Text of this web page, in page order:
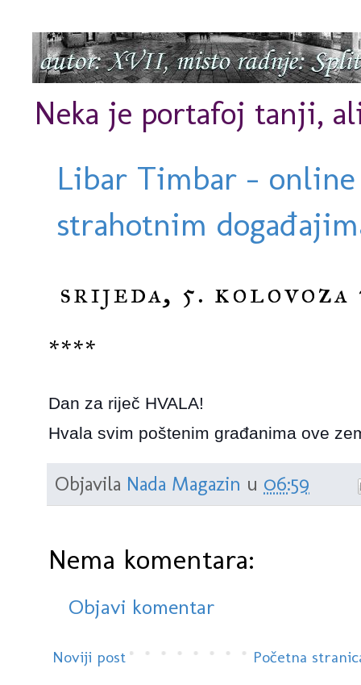
Neka je portafoj tanji,
Libar Timbar -
strahotnim
srijeda, 5. kolovoza
****
Dan za riječ HVALA!
Hvala svim poštenim građanima ove
Objavila Nada Magazin u 06:59
Nema komentara:
Objavi komentar
Noviji post Početna